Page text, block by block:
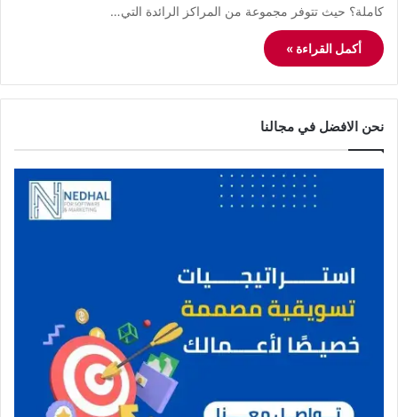
كاملة؟ حيث تتوفر مجموعة من المراكز الرائدة التي…
أكمل القراءة »
نحن الافضل في مجالنا